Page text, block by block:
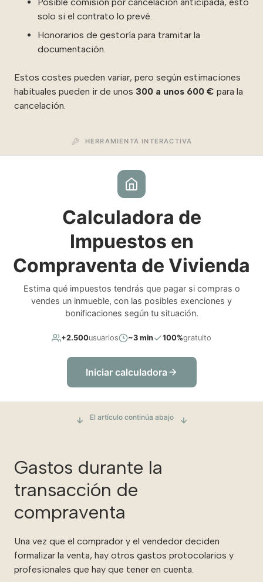
solo si el contrato lo prevé.
Honorarios de gestoría para tramitar la
documentación.
Estos costes pueden variar, pero según estimaciones
habituales pueden ir de unos 300 a unos 600 € para la
cancelación.
HERRAMIENTA INTERACTIVA
Calculadora de
Impuestos en
Compraventa de Vivienda
Estima qué impuestos tendrás que pagar si compras o
vendes un inmueble, con las posibles exenciones y
bonificaciones según tu situación.
+2.500usuarios ~3 min 100%gratuito
Iniciar calculadora
El artículo continúa abajo
Gastos durante la
transacción de
compraventa
Una vez que el comprador y el vendedor deciden
formalizar la venta, hay otros gastos protocolarios y
profesionales que hay que tener en cuenta.